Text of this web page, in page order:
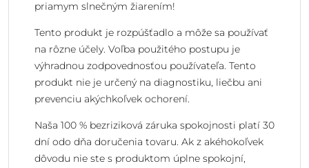
priamym slnečným žiarením!
Tento produkt je rozpúšťadlo a môže sa používať
na rôzne účely. Voľba použitého postupu je
výhradnou zodpovednosťou používateľa. Tento
produkt nie je určený na diagnostiku, liečbu ani
prevenciu akýchkoľvek ochorení.
Naša 100 % bezriziková záruka spokojnosti platí 30
dní odo dňa doručenia tovaru. Ak z akéhokoľvek
dôvodu nie ste s produktom úplne spokojní,